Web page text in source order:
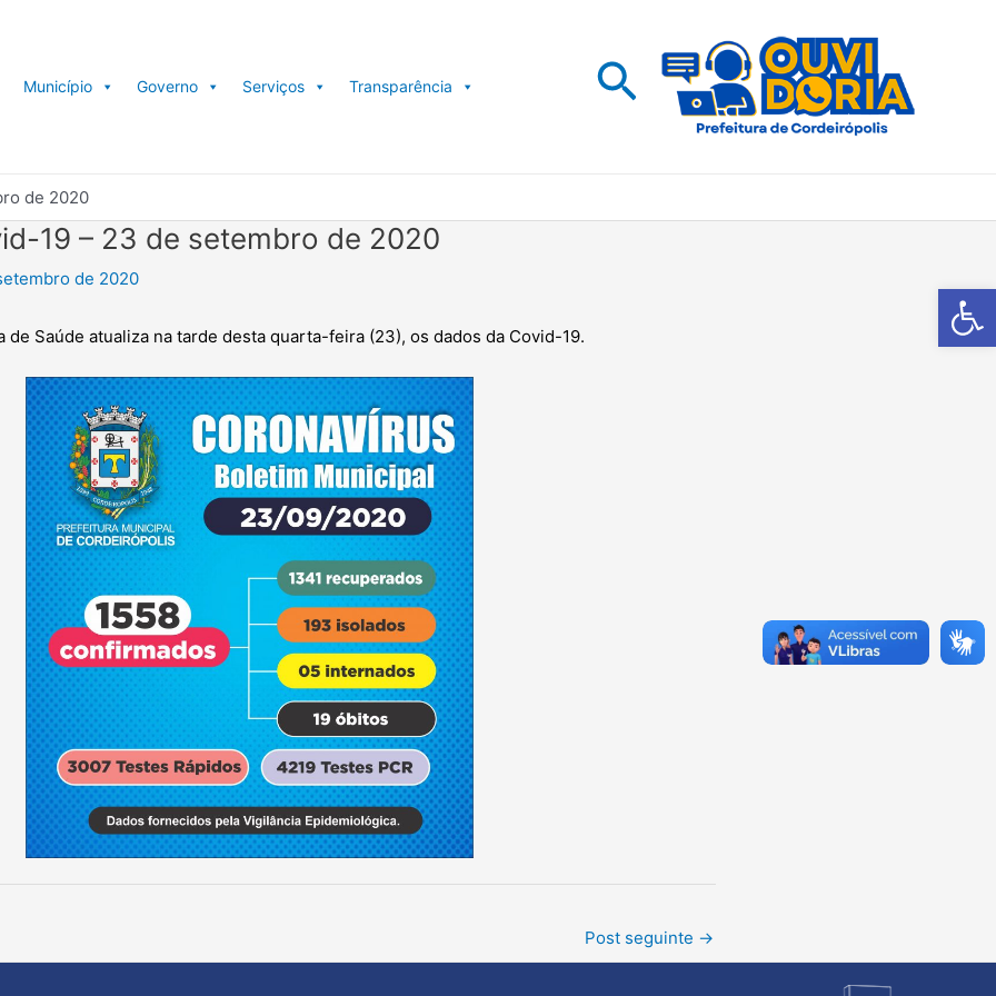
Barra de
Município Governo Serviços Transparência Pesquisar
de 2020
19 – 23 de setembro de 2020
de 2020
de Saúde atualiza na tarde desta quarta-feira (23), os dados da Covid-19.
Post seguinte →